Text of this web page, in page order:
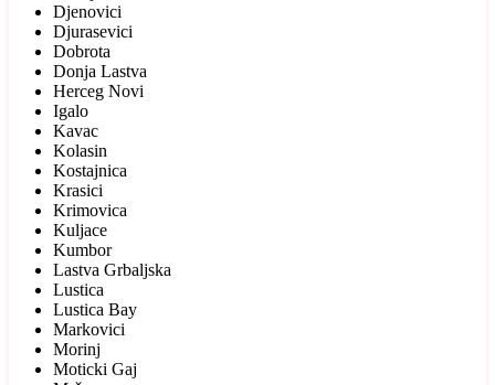
Djenovici
Djurasevici
Dobrota
Donja Lastva
Herceg Novi
Igalo
Kavac
Kolasin
Kostajnica
Krasici
Krimovica
Kuljace
Kumbor
Lastva Grbaljska
Lustica
Lustica Bay
Markovici
Morinj
Moticki Gaj